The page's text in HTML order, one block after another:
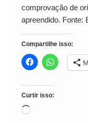
comprovação de
apreendido. Fonte:
Compartilhe isso:
Curtir isso:
Carregando...